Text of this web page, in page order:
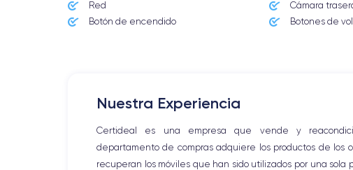
Red
Cámara
Botón de encendido
Botones de
Nuestra Experiencia
Certideal es una empresa que vende y
departamento de compras adquiere los productos de los
recuperan los móviles que han sido utilizados por una sola